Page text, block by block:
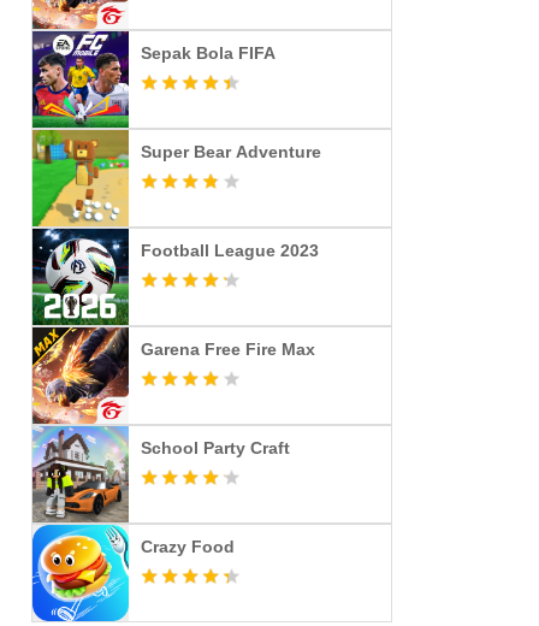
Sepak Bola FIFA
Super Bear Adventure
Football League 2023
Garena Free Fire Max
School Party Craft
Crazy Food